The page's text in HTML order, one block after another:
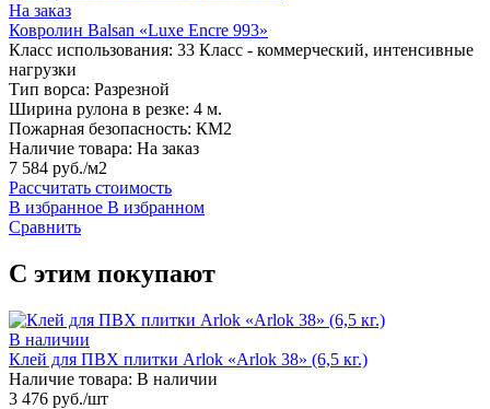
На заказ
Ковролин Balsan «Luxe Encre 993»
Класс использования: 33 Класс - коммерческий, интенсивные
нагрузки
Тип ворса: Разрезной
Ширина рулона в резке: 4 м.
Пожарная безопасность: КМ2
Наличие товара: На заказ
7 584 руб./м2
Рассчитать стоимость
В избранное В избранном
Сравнить
С этим покупают
В наличии
Клей для ПВХ плитки Arlok «Arlok 38» (6,5 кг.)
Наличие товара: В наличии
3 476 руб./шт